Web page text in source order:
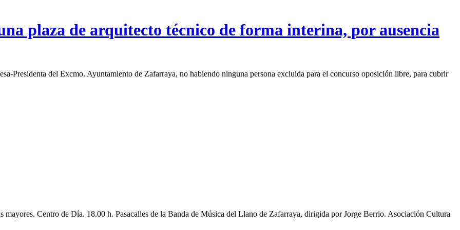
plaza de arquitecto técnico de forma interina, por ausencia
del Excmo. Ayuntamiento de Zafarraya, no habiendo ninguna persona excluida para el concurso oposición libre, para cubrir
mayores. Centro de Día. 18.00 h. Pasacalles de la Banda de Música del Llano de Zafarraya, dirigida por Jorge Berrio. Asociación Cultura